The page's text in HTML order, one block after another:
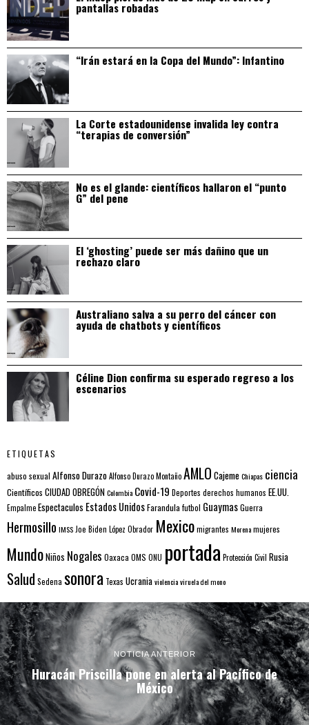
pantallas robadas
“Irán estará en la Copa del Mundo”: Infantino
La Corte estadounidense invalida ley contra
“terapias de conversión”
No es el glande: científicos hallaron el “punto
G” del pene
El ‘ghosting’ puede ser más dañino que un
rechazo claro
Australiano salva a su perro del cáncer con
ayuda de chatbots y científicos
Céline Dion confirma su esperado regreso a los
escenarios
ETIQUETAS
abuso sexual Alfonso DurazoAlfonso Durazo MontañoAMLO CajemeChiapas ciencia
Científicos CIUDAD OBREGÓNColombia Covid-19 Deportes derechos humanos EE.UU.
EmpalmeEspectaculos Estados UnidosFarandulafutbol GuaymasGuerra
Hermosillo IMSS Joe Biden López Obrador Mexicomigrantes Morenamujeres
MundoNiños Nogales Oaxaca OMS ONU portada Protección Civil Rusia
Salud Sedena sonora Texas Ucraniaviolenciaviruela del mono
NOTICIA ANTERIOR
Huracán Priscilla pone en alerta al Pacífico de
México